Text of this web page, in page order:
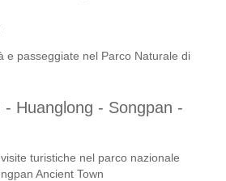
e passeggiate nel Parco Naturale di
- Huanglong - Songpan -
turistiche nel parco nazionale
Ancient Town